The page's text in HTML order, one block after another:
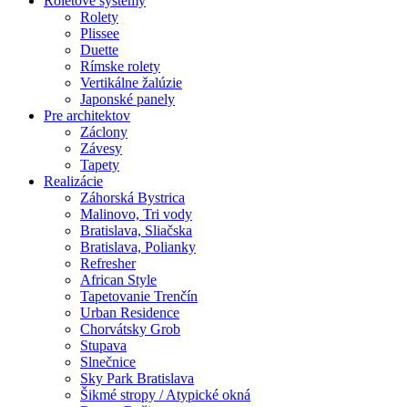
Rolety
Plissee
Duette
Rímske rolety
Vertikálne žalúzie
Japonské panely
Pre architektov
Záclony
Závesy
Tapety
Realizácie
Záhorská Bystrica
Malinovo, Tri vody
Bratislava, Sliačska
Bratislava, Polianky
Refresher
African Style
Tapetovanie Trenčín
Urban Residence
Chorvátsky Grob
Stupava
Slnečnice
Sky Park Bratislava
Šikmé stropy / Atypické okná